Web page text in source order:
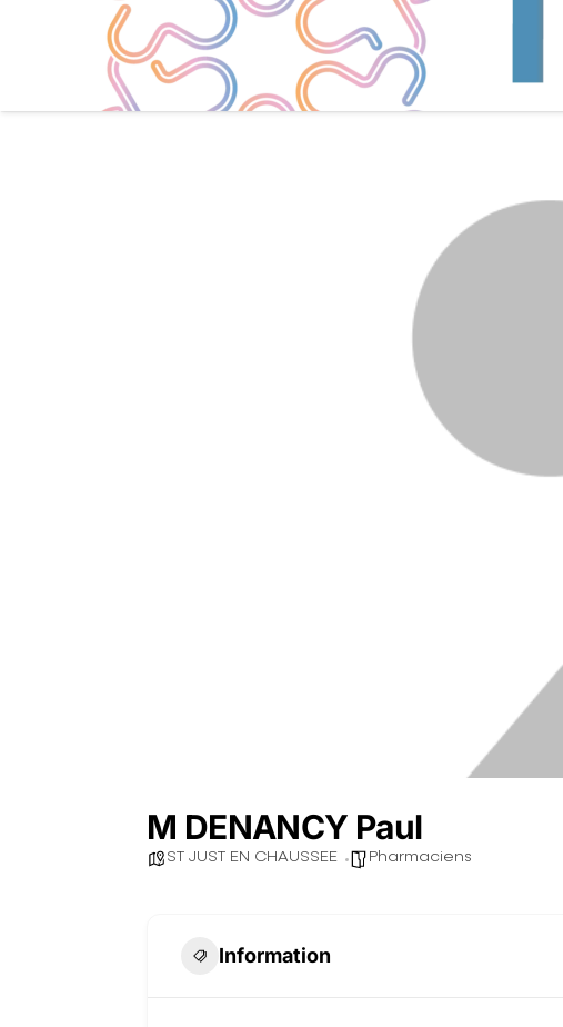
Go Back Share
M DENANCY Paul
ST JUST EN CHAUSSEE Pharmaciens
Information